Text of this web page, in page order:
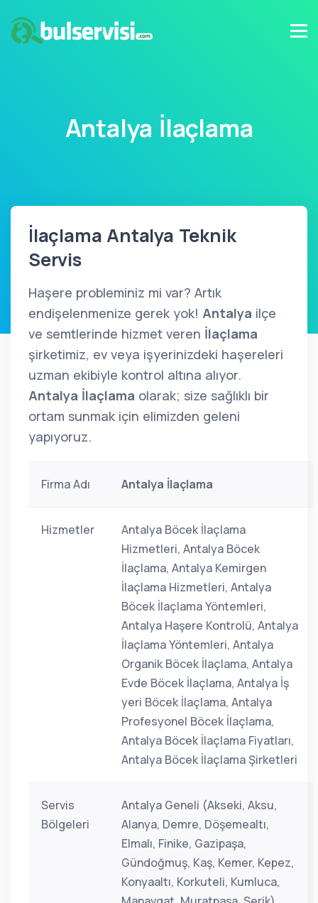
Antalya İlaçlama
İlaçlama Antalya Teknik
Servis
Haşere probleminiz mi var? Artık
endişelenmenize gerek yok! Antalya ilçe
ve semtlerinde hizmet veren İlaçlama
şirketimiz, ev veya işyerinizdeki haşereleri
uzman ekibiyle kontrol altına alıyor.
Antalya İlaçlama olarak; size sağlıklı bir
ortam sunmak için elimizden geleni
yapıyoruz.
Firma Adı Antalya İlaçlama
Hizmetler
Antalya Böcek İlaçlama
Hizmetleri, Antalya Böcek
İlaçlama, Antalya Kemirgen
İlaçlama Hizmetleri, Antalya
Böcek İlaçlama Yöntemleri,
Antalya Haşere Kontrolü, Antalya
İlaçlama Yöntemleri, Antalya
Organik Böcek İlaçlama, Antalya
Evde Böcek İlaçlama, Antalya İş
yeri Böcek İlaçlama, Antalya
Profesyonel Böcek İlaçlama,
Antalya Böcek İlaçlama Fiyatları,
Antalya Böcek İlaçlama Şirketleri
Servis
Bölgeleri
Antalya Geneli (Akseki, Aksu,
Alanya, Demre, Döşemealtı,
Elmalı, Finike, Gazipaşa,
Gündoğmuş, Kaş, Kemer, Kepez,
Konyaaltı, Korkuteli, Kumluca,